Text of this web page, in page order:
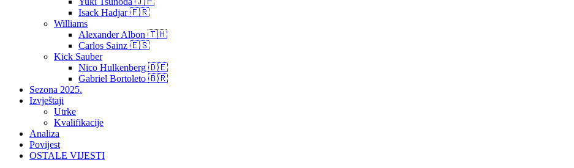
Isack Hadjar 🇫🇷
Williams
Alexander Albon 🇹🇭
Carlos Sainz 🇪🇸
Kick Sauber
Nico Hulkenberg 🇩🇪
Gabriel Bortoleto 🇧🇷
Sezona 2025.
Izvještaji
Utrke
Kvalifikacije
Analiza
Povijest
OSTALE VIJESTI